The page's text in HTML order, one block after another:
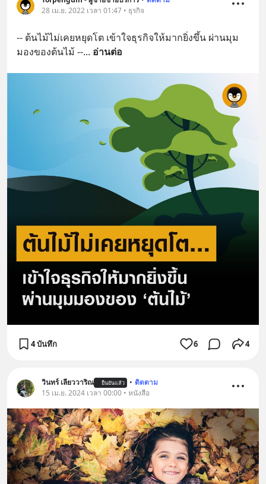
28 เม.ย. 2022 เวลา 01:47 • ธุรกิจ
-- ต้นไม้ไม่เคยหยุดโต เข้าใจธุรกิจให้มากยิ่งขึ้น ผ่านมุม
มองของต้นไม้ --... อ่านต่อ
4 บันทึก 6 4
วินทร์ เลียววาริณ ยืนยันแล้ว • ติดตาม
15 เม.ย. 2024 เวลา 00:00 • หนังสือ